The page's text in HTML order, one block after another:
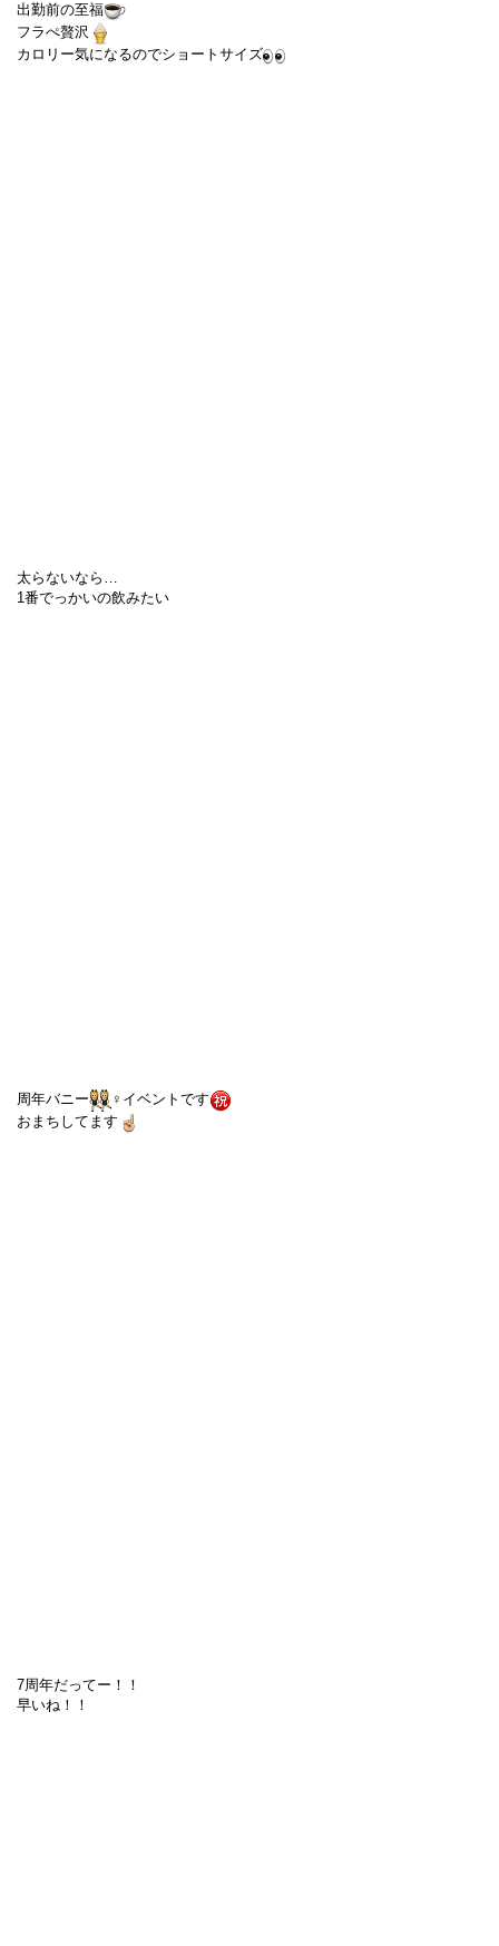
出勤前の至福
フラぺ贅沢
カロリー気になるのでショートサイズ
太らないなら…
1番でっかいの飲みたい
周年バニー
‍♀️イベントです
おまちしてます
7周年だってー！！
早いね！！